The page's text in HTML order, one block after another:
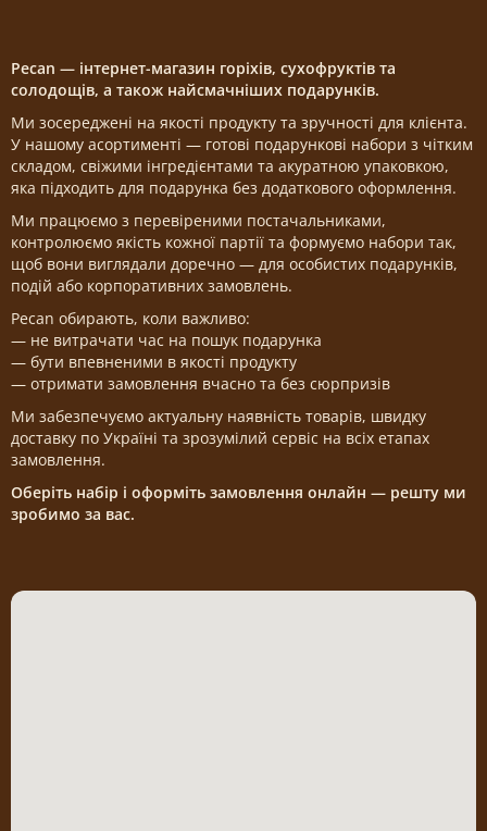
Pecan — інтернет-магазин горіхів, сухофруктів та
солодощів, а також найсмачніших подарунків.
Ми зосереджені на якості продукту та зручності для клієнта.
У нашому асортименті — готові подарункові набори з чітким
складом, свіжими інгредієнтами та акуратною упаковкою,
яка підходить для подарунка без додаткового оформлення.
Ми працюємо з перевіреними постачальниками,
контролюємо якість кожної партії та формуємо набори так,
щоб вони виглядали доречно — для особистих подарунків,
подій або корпоративних замовлень.
Pecan обирають, коли важливо:
— не витрачати час на пошук подарунка
— бути впевненими в якості продукту
— отримати замовлення вчасно та без сюрпризів
Ми забезпечуємо актуальну наявність товарів, швидку
доставку по Україні та зрозумілий сервіс на всіх етапах
замовлення.
Оберіть набір і оформіть замовлення онлайн — решту ми
зробимо за вас.